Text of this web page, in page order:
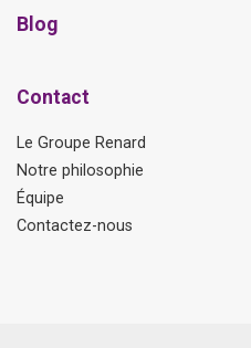
Blog
Contact
Le Groupe Renard
Notre philosophie
Équipe
Contactez-nous